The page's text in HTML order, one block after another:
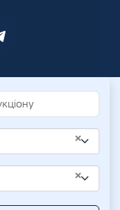
×
×